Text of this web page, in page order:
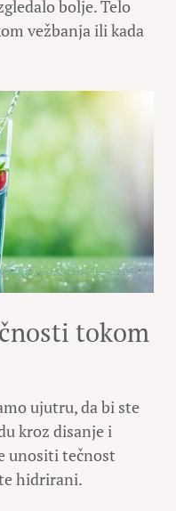
bolje. Telo
vežbanja ili kada
tokom
ujutru, da bi ste
kroz disanje i
unositi tečnost
hidrirani.